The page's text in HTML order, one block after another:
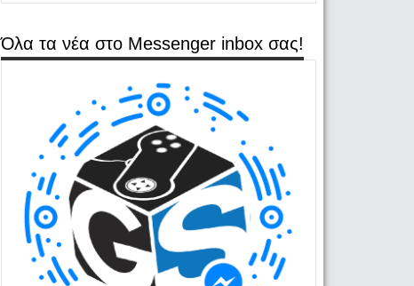
Όλα τα νέα στο Messenger inbox σας!